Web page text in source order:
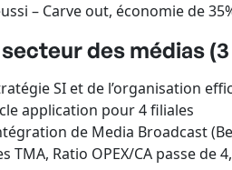
– Carve out, économie de
des médias
SI et de l’organisation
application pour 4 filiales
de Media Broadcast
TMA, Ratio OPEX/CA passe de